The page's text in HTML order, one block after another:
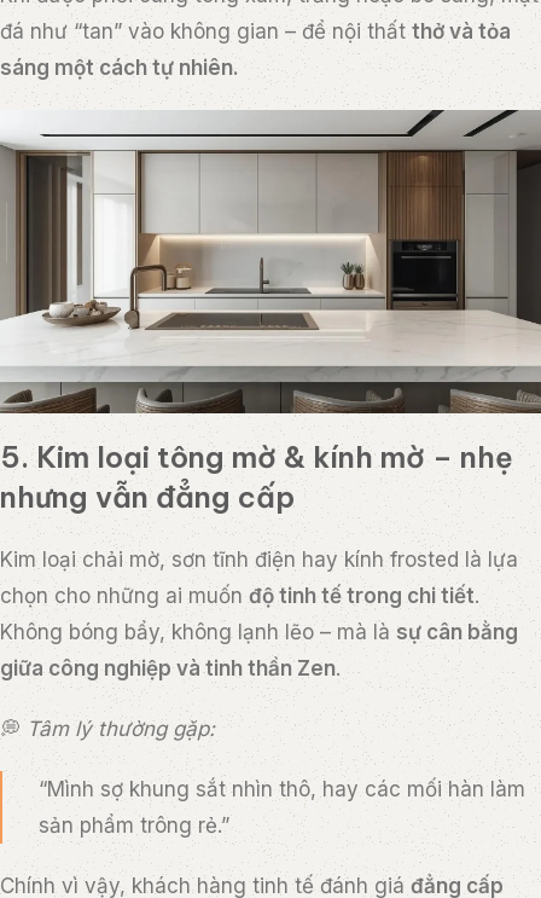
đá như “tan” vào không gian – để nội thấtthở và tỏa
sáng một cách tự nhiên.
5. Kim loại tông mờ & kính mờ – nhẹ
nhưng vẫn đẳng cấp
Kim loại chải mờ, sơn tĩnh điện hay kính frosted là lựa
chọn cho những ai muốnđộ tinh tế trong chi tiết.
Không bóng bẩy, không lạnh lẽo – mà là sự cân bằng
giữa công nghiệp và tinh thần Zen.
💭 Tâm lý thường gặp:
“Mình sợ khung sắt nhìn thô, hay các mối hàn làm
sản phẩm trông rẻ.”
Chính vì vậy, khách hàng tinh tế đánh giáđẳng cấp